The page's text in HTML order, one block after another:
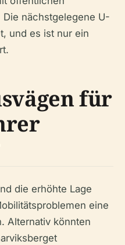
nächstgelegene U-
und es ist nur ein
für
die erhöhte Lage
eine
Alternativ könnten